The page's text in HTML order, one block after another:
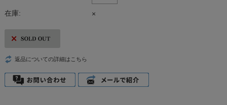
在庫: ×
返品についての詳細はこちら